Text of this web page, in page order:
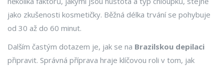
jako zkušenosti kosmetičky. Běžná délka trvání se pohybuje
od 30 až do 60 minut.
Dalším častým dotazem je, jak se na Brazilskou depilaci
připravit. Správná příprava hraje klíčovou roli v tom, jak